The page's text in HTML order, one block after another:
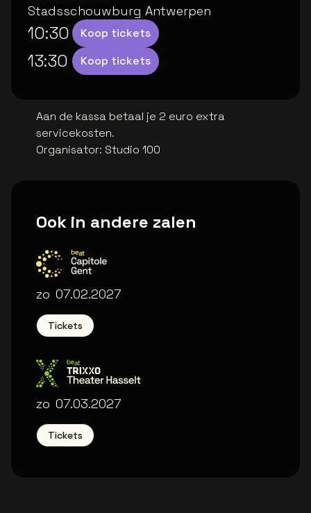
Stadsschouwburg Antwerpen
10:30 Koop tickets
13:30 Koop tickets
Aan de kassa betaal je 2 euro extra
servicekosten.
Organisator: Studio 100
Ook in andere zalen
Capitole Gent
zo 07.02.2027
Tickets
Trixxo Theater
zo 07.03.2027
Tickets